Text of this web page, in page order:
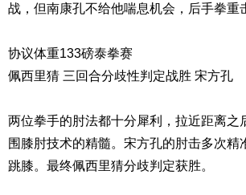
战，但南康孔不给他喘息机会，后手拳
协议体重133磅泰拳赛
佩西里猜 三回合分歧性判定战胜 宋方孔
两位拳手的肘法都十分犀利，拉近距离
围膝肘技术的精髓。宋方孔的肘击多次
跳膝。最终佩西里猜分歧判定获胜。